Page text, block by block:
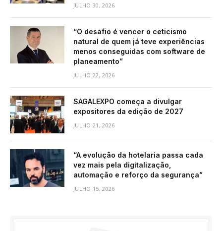
JULHO 30, 2026
“O desafio é vencer o ceticismo
natural de quem já teve experiências
menos conseguidas com software de
planeamento”
JULHO 22, 2026
SAGALEXPO começa a divulgar
expositores da edição de 2027
JULHO 21, 2026
“A evolução da hotelaria passa cada
vez mais pela digitalização,
automação e reforço da segurança”
JULHO 15, 2026